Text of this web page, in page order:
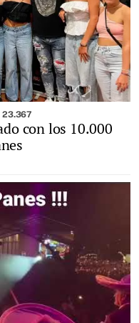
23.367
con los 10.000